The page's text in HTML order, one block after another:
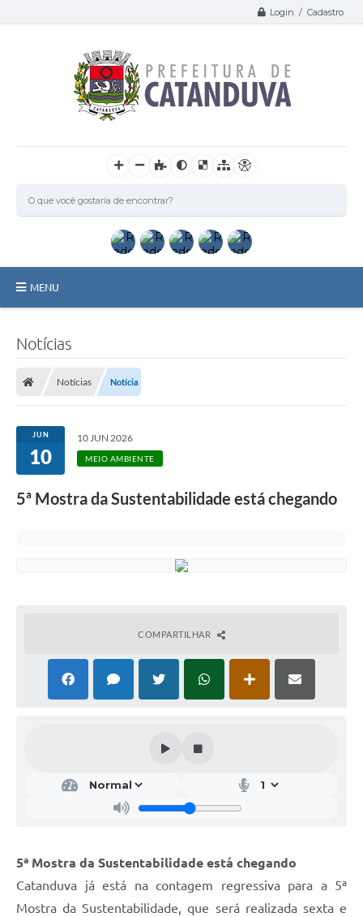
Login / Cadastro
MENU
Licitações / PCA
Transparência
A Prefeitura
Notícias
Notícias Notícia
JUN
10
10 JUN 2026
MEIO AMBIENTE
5ª Mostra da Sustentabilidade está chegando
COMPARTILHAR
5ª Mostra da Sustentabilidade está chegando
Catanduva já está na contagem regressiva para a 5ª
Mostra da Sustentabilidade, que será realizada sexta e